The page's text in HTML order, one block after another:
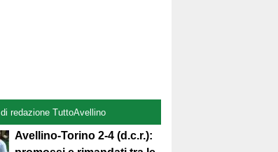
di redazione TuttoAvellino
Avellino-Torino 2-4 (d.c.r.):